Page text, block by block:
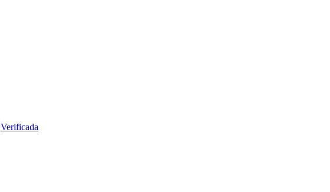
Verificada